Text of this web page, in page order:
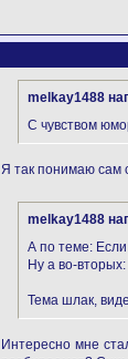
melkay1488
С чувством
Я так понимаю сам
melkay1488
А по теме:
Ну а во-
Тема шлак,
Интересно мне